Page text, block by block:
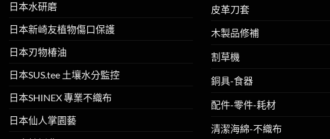
日本水研磨
日本新崎友植物傷口保護
日本刃物椿油
日本SUS.tee 土壤水分監控
日本SHINEX 專業不織布
日本仙人掌園藝
皮革刀套
木製品修補
割草機
銅具-食器
配件-零件-耗材
清潔海綿-不織布